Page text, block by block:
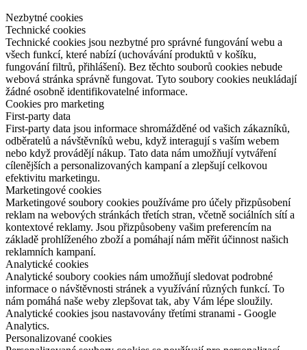
Nezbytné cookies
Technické cookies
Technické cookies jsou nezbytné pro správné fungování webu a
všech funkcí, které nabízí (uchovávání produktů v košíku,
fungování filtrů, přihlášení). Bez těchto souborů cookies nebude
webová stránka správně fungovat. Tyto soubory cookies neukládají
žádné osobně identifikovatelné informace.
Cookies pro marketing
First-party data
First-party data jsou informace shromážděné od vašich zákazníků,
odběratelů a návštěvníků webu, když interagují s vaším webem
nebo když provádějí nákup. Tato data nám umožňují vytváření
cílenějších a personalizovaných kampaní a zlepšují celkovou
efektivitu marketingu.
Marketingové cookies
Marketingové soubory cookies používáme pro účely přizpůsobení
reklam na webových stránkách třetích stran, včetně sociálních sítí a
kontextové reklamy. Jsou přizpůsobeny vašim preferencím na
základě prohlíženého zboží a pomáhají nám měřit účinnost našich
reklamních kampaní.
Analytické cookies
Analytické soubory cookies nám umožňují sledovat podrobné
informace o návštěvnosti stránek a využívání různých funkcí. To
nám pomáhá naše weby zlepšovat tak, aby Vám lépe sloužily.
Analytické cookies jsou nastavovány třetími stranami - Google
Analytics.
Personalizované cookies